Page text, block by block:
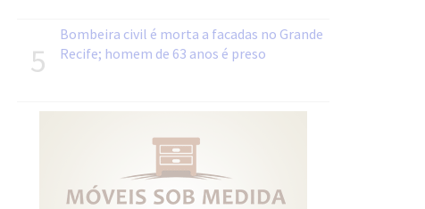
5
Bombeira civil é morta a facadas no Grande
Recife; homem de 63 anos é preso